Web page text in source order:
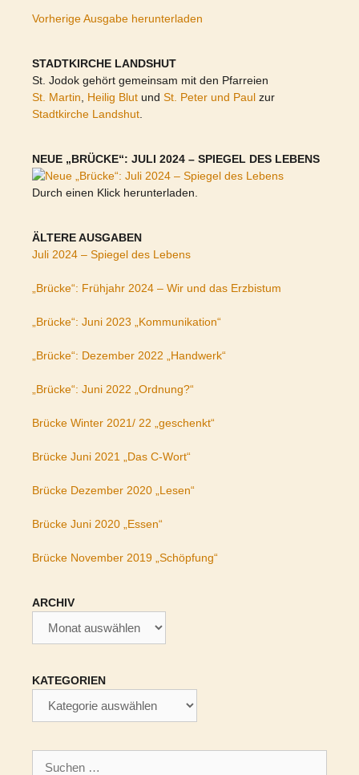
Vorherige Ausgabe herunterladen
STADTKIRCHE LANDSHUT
St. Jodok gehört gemeinsam mit den Pfarreien
St. Martin
Heilig Blut und St. Peter und Paul zur
Stadtkirche Landshut
NEUE „BRÜCKE“: JULI 2024 – SPIEGEL DES LEBENS
Durch einen Klick herunterladen.
ÄLTERE AUSGABEN
Juli 2024 – Spiegel des Lebens
„Brücke“: Frühjahr 2024 – Wir und das Erzbistum
„Brücke“: Juni 2023 „Kommunikation“
„Brücke“: Dezember 2022 „Handwerk“
„Brücke“: Juni 2022 „Ordnung?“
Brücke Winter 2021/ 22 „geschenkt“
Brücke Juni 2021 „Das C-Wort“
Brücke Dezember 2020 „Lesen“
Brücke Juni 2020 „Essen“
Brücke November 2019 „Schöpfung“
ARCHIV
KATEGORIEN